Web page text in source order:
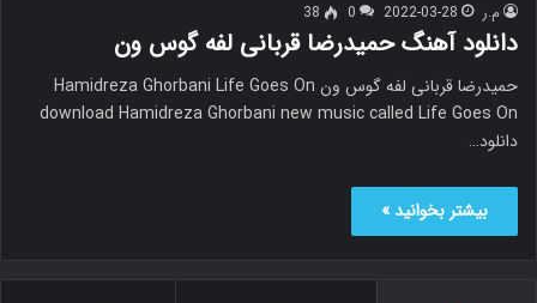
م.ر 2022-03-28
0
38
دانلود آهنگ حمیدرضا قربانی لفه گوس ون
حمیدرضا قربانی لفه گوس ون Hamidreza Ghorbani Life Goes On
download Hamidreza Ghorbani new music called Life Goes On
دانلود…
بیشتر بخوانید »